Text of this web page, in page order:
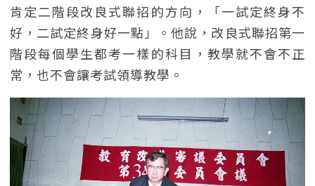
肯定二階段改良式聯招的方向，「一試定終身不
好，二試定終身好一點」。他說，改良式聯招第一
階段每個學生都考一樣的科目，教學就不會不正
常，也不會讓考試領導教學。